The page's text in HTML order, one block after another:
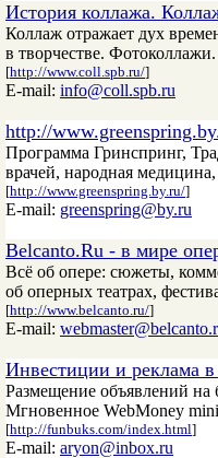
История коллажа.
Коллаж отражает дух
в творчестве. Фотоколлажи.
[http://www.coll.spb.ru/]
E-mail: info@coll.spb.ru
http://
Программа Гринспринг,
врачей, народная
[http://www.greenspring.by.ru/]
E-mail: greenspring@by.ru
Belcanto.Ru - в мире
Всё об опере: сюжеты,
об оперных театрах,
[http://www.belcanto.ru/]
E-mail:
Инвестиции и реклама в
Размещение объявлений
Мгновенное WebMoney
[http://funbuks.com/index.html]
E-mail: aryon@inbox.ru